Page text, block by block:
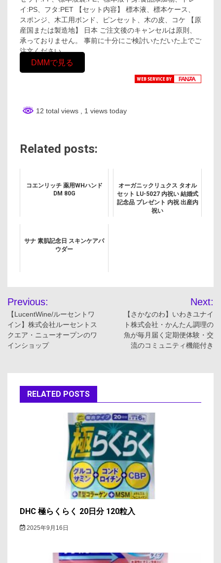
イ:PS、フタ:PET 【セット内容】 標本液、標本ケース、
スポンジ、木工用ボンド、ピンセット、木の皮、コケ 【原
産国または製造地】 日本 ご注文後のキャンセルは原則、
承っておりません。 事前に十分にご検討いただいた上でご
注文ください。
DMMで見る
12 total views , 1 views today
Related posts:
コエンリッチ 薬用WHハンド
DM 80G
オーガニックリュクス タオル
セット LU-5027 内祝い 結婚式
記念品 プレゼント 内祝 出産内
祝い
サナ 素肌記念日 スキンケアパ
ウダー
投
稿
ナ
ー
Previous:
【LucentWine/ルーセントワ
イン】株式会社ルーセントス
クエア・ニューオープンのワ
インショップ
Next:
【さかなのわ】いわきユナイ
ト株式会社・かんたん調理の
魚が毎月届く定期便体験・交
流のコミュニティ機能付き
RELATED POSTS
DHC 極らくらく 20日分 120粒入
2025年9月16日